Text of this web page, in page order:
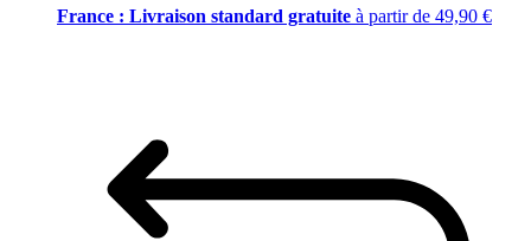
France : Livraison standard gratuite à partir de 49,90 €